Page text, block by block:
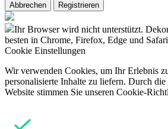
Abbrechen Registrieren
Ihr Browser wird nicht unterstützt.
besten in Chrome, Firefox, Edge und Safari
Cookie Einstellungen
Wir verwenden Cookies, um Ihr Erlebnis
personalisierte Inhalte zu liefern. Durch
Website stimmen Sie unseren Cookie-